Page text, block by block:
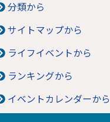
分類から
サイトマップから
ライフイベントから
ランキングから
イベントカレンダーから